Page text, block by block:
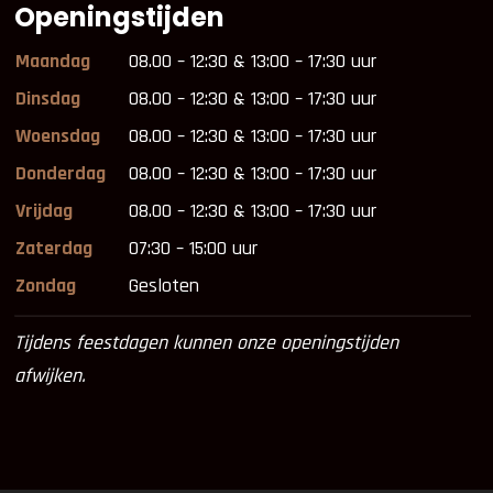
Openingstijden
Maandag
08.00 – 12:30 & 13:00 – 17:30 uur
Dinsdag
08.00 – 12:30 & 13:00 – 17:30 uur
Woensdag
08.00 – 12:30 & 13:00 – 17:30 uur
Donderdag
08.00 – 12:30 & 13:00 – 17:30 uur
Vrijdag
08.00 – 12:30 & 13:00 – 17:30 uur
Zaterdag
07:30 – 15:00 uur
Zondag
Gesloten
Tijdens feestdagen kunnen onze openingstijden
afwijken.